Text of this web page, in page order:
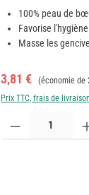
100% peau de
Favorise
Masse les
Prix de vente :
3,81 € Prix régulier :
(économie de
Prix TTC, frais de
Quantité de produit :